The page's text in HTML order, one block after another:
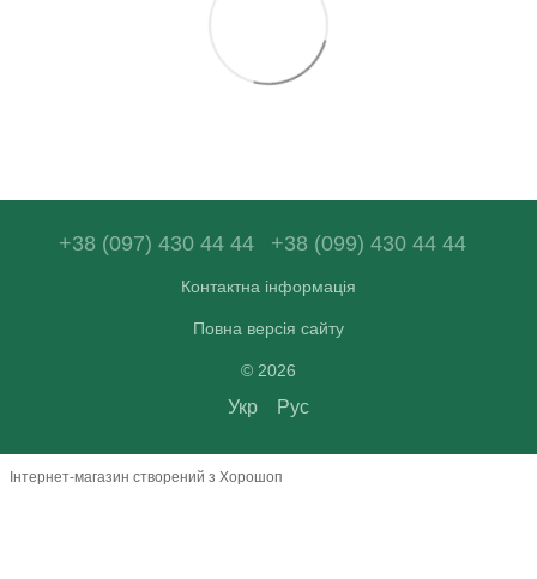
+38 (097) 430 44 44 +38 (099) 430 44 44
Контактна інформація
Повна версія сайту
© 2026
Укр Рус
Інтернет-магазин створений з Хорошоп